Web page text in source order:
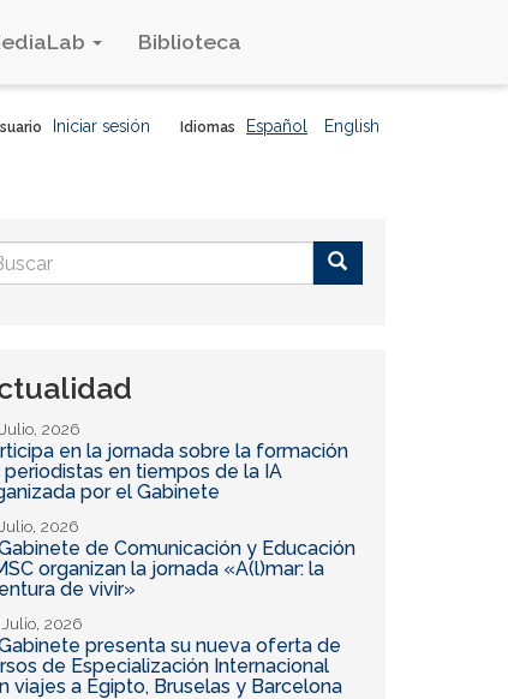
Biblioteca
Idiomas Español English
Iniciar sesión
2026
en la jornada sobre la formación
periodistas en tiempos de la IA
por el Gabinete
2026
de Comunicación y Educación
organizan la jornada «A(l)mar: la
de vivir»
2026
presenta su nueva oferta de
de Especialización Internacional
viajes a Egipto, Bruselas y Barcelona